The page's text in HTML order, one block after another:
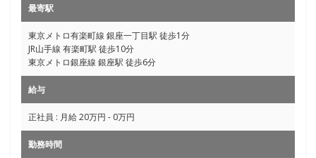
最寄駅
東京メトロ有楽町線 銀座一丁目駅 徒歩1分
JR山手線 有楽町駅 徒歩10分
東京メトロ銀座線 銀座駅 徒歩6分
給与
正社員 : 月給 20万円 - 0万円
勤務時間